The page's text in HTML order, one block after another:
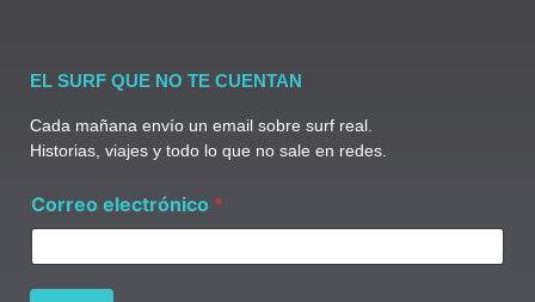
EL SURF QUE NO TE CUENTAN
Cada mañana envío un email sobre surf real.
Historias, viajes y todo lo que no sale en redes.
e
l
Correo electrónico *